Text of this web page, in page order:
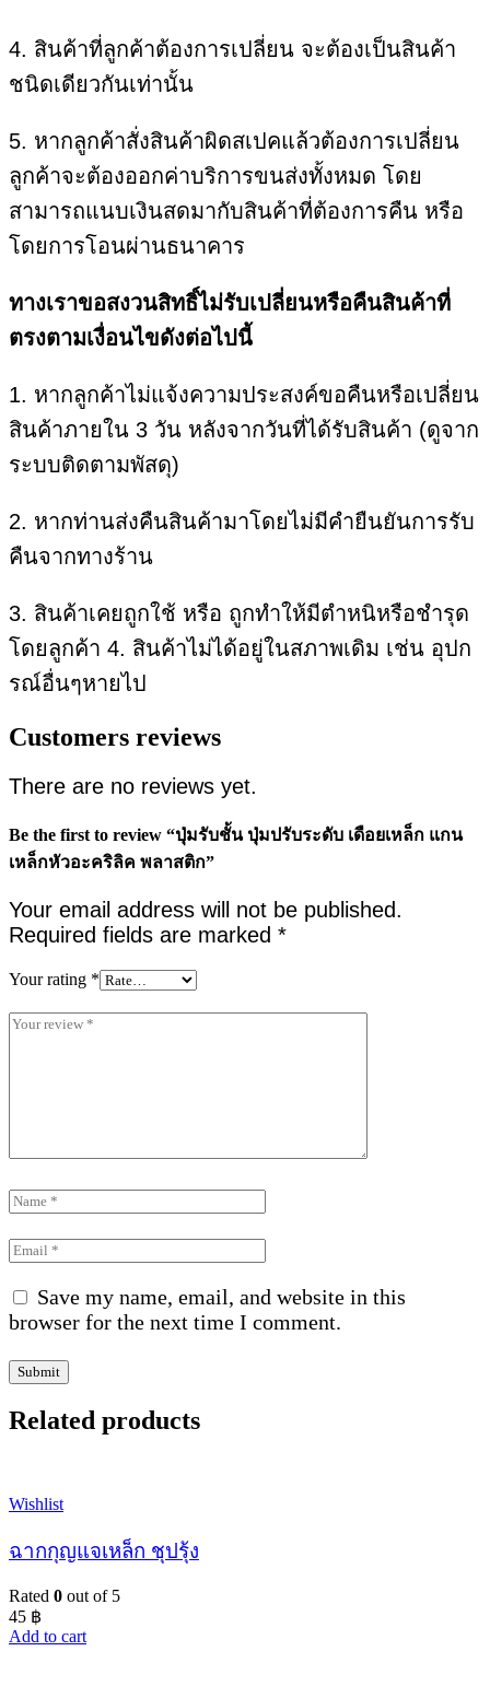
4. สินค้าที่ลูกค้าต้องการเปลี่ยน จะต้องเป็นสินค้า
ชนิดเดียวกันเท่านั้น
5. หากลูกค้าสั่งสินค้าผิดสเปคแล้วต้องการเปลี่ยน
ลูกค้าจะต้องออกค่าบริการขนส่งทั้งหมด โดย
สามารถแนบเงินสดมากับสินค้าที่ต้องการคืน หรือ
โดยการโอนผ่านธนาคาร
ทางเราขอสงวนสิทธิ์ไม่รับเปลี่ยนหรือคืนสินค้าที่
ตรงตามเงื่อนไขดังต่อไปนี้
1. หากลูกค้าไม่แจ้งความประสงค์ขอคืนหรือเปลี่ยน
สินค้าภายใน 3 วัน หลังจากวันที่ได้รับสินค้า (ดูจาก
ระบบติดตามพัสดุ)
2. หากท่านส่งคืนสินค้ามาโดยไม่มีคำยืนยันการรับ
คืนจากทางร้าน
3. สินค้าเคยถูกใช้ หรือ ถูกทำให้มีตำหนิหรือชำรุด
โดยลูกค้า 4. สินค้าไม่ได้อยู่ในสภาพเดิม เช่น อุปก
รณ์อื่นๆหายไป
Customers reviews
There are no reviews yet.
Be the first to review “ปุ่มรับชั้น ปุ่มปรับระดับ เดือยเหล็ก แกน
เหล็กหัวอะคริลิค พลาสติก”
Your email address will not be published.
Required fields are marked *
Your rating *
Save my name, email, and website in this
browser for the next time I comment.
Related products
Wishlist
ฉากกุญแจเหล็ก ชุปรุ้ง
Rated 0 out of 5
45 ฿
Add to cart